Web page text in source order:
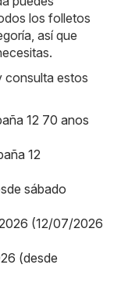
los folletos
así que
consulta estos
12 70 anos
12
sábado
(12/07/2026
(desde